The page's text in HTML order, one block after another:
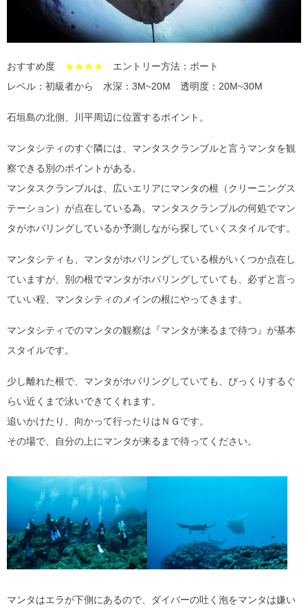
おすすめ度 ★★★★ エントリー方法：ボート
レベル：初級者から 水深：3M~20M 透明度：20M~30M
石垣島の北側、川平周辺に位置するポイント。
マンタシティのすぐ隣には、マンタスクランブルと言うマンタを観
察できる別のポイントがある。
マンタスクランブルは、広いエリアにマンタの根（クリーニングス
テーション）が点在している為、マンタスクランブルの何処でマン
タがホバリングしているか予測しながら探していくスタイルです。
マンタシティも、マンタがホバリングしている根がいくつか点在し
ていますが、別の根でマンタがホバリングしていても、必ずと言っ
ていい程、マンタシティのメインの根にやってきます。
マンタシティでのマンタの観察は『マンタが来るまで待つ』が基本
スタイルです。
少し離れた根で、マンタがホバリングしていても、びっくりするぐ
らい近くまで泳いできてくれます。
追いかけたり、向かって行ったりはＮＧです。
その場で、自分の上にマンタが来るまで待ってください。
マンタはエラが下側にあるので、ダイバーの吐く泡をマンタは嫌い